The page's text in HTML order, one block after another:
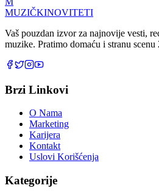
MUZIČKINOVITETI
Vaš pouzdan izvor za najnovije vesti,
muzike. Pratimo domaću i stranu scenu
Brzi Linkovi
O Nama
Marketing
Karijera
Kontakt
Uslovi Korišćenja
Kategorije